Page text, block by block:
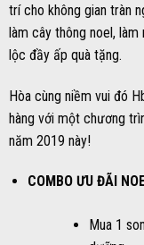
trí cho không gian tràn
làm cây thông noel,
lộc đầy ấp quà tặng.
Hòa cùng niềm vui đó
hàng với một chương
năm 2019 này!
COMBO ƯU ĐÃI
Mua 1